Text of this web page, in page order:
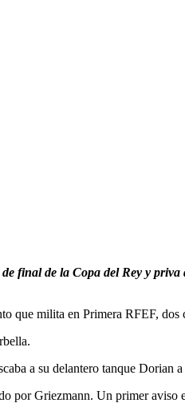
final de la Copa del Rey y
milita en Primera RFEF,
a su delantero tanque Dorian
por Griezmann. Un primer